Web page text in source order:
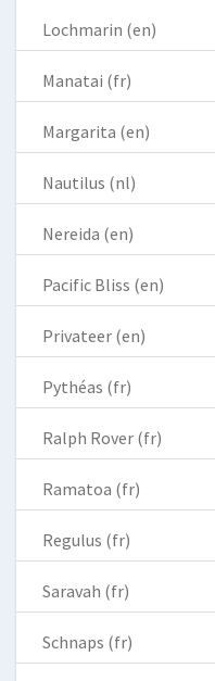
Lochmarin (en)
Manatai (fr)
Margarita (en)
Nautilus (nl)
Nereida (en)
Pacific Bliss (en)
Privateer (en)
Pythéas (fr)
Ralph Rover (fr)
Ramatoa (fr)
Regulus (fr)
Saravah (fr)
Schnaps (fr)